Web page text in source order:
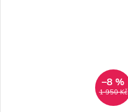
1 950 Kč
–8 %